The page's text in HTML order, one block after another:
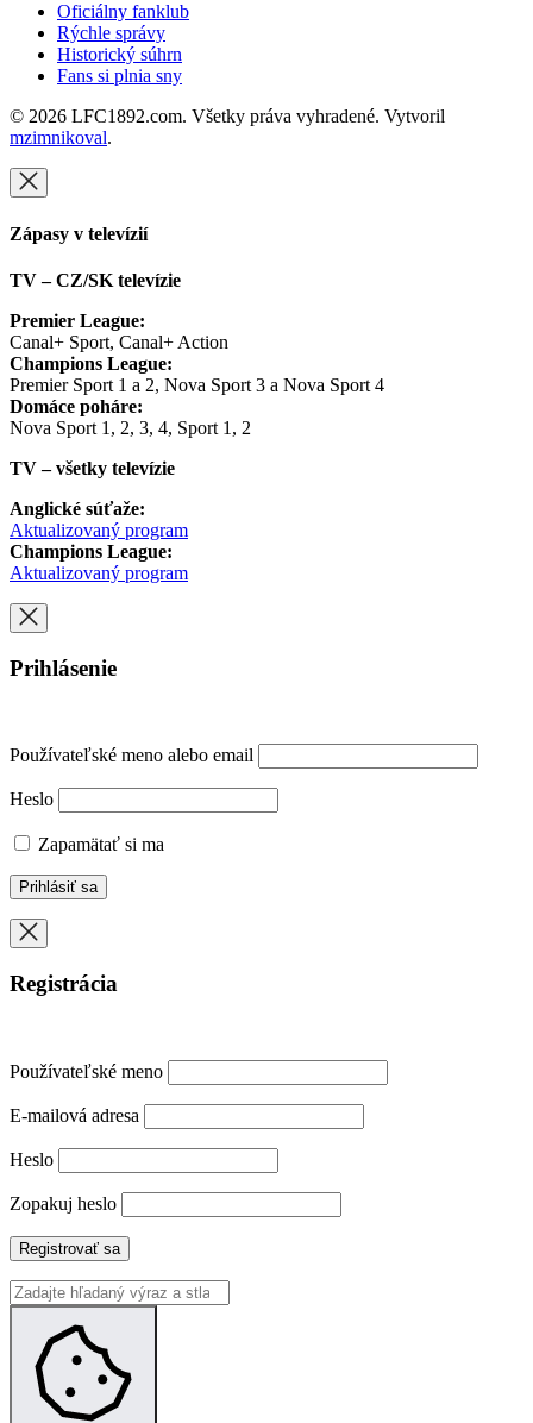
Oficiálny fanklub
Rýchle správy
Historický súhrn
Fans si plnia sny
© 2026 LFC1892.com. Všetky práva vyhradené. Vytvoril
mzimnikoval.
Zápasy v televízií
TV – CZ/SK televízie
Premier League:
Canal+ Sport, Canal+ Action
Champions League:
Premier Sport 1 a 2, Nova Sport 3 a Nova Sport 4
Domáce poháre:
Nova Sport 1, 2, 3, 4, Sport 1, 2
TV – všetky televízie
Anglické súťaže:
Aktualizovaný program
Champions League:
Aktualizovaný program
Prihlásenie
Používateľské meno alebo email
Heslo
Zapamätať si ma
Registrácia
Používateľské meno
E-mailová adresa
Heslo
Zopakuj heslo
Registrovať sa